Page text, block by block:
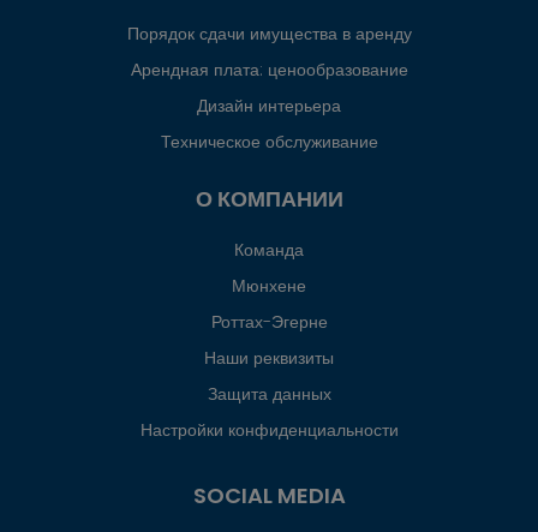
Порядок сдачи имущества в аренду
Арендная плата: ценообразование
Дизайн интерьера
Техническое обслуживание
О КОМПАНИИ
Команда
Мюнхене
Роттах-Эгерне
Наши реквизиты
Защита данных
Настройки конфиденциальности
SOCIAL MEDIA